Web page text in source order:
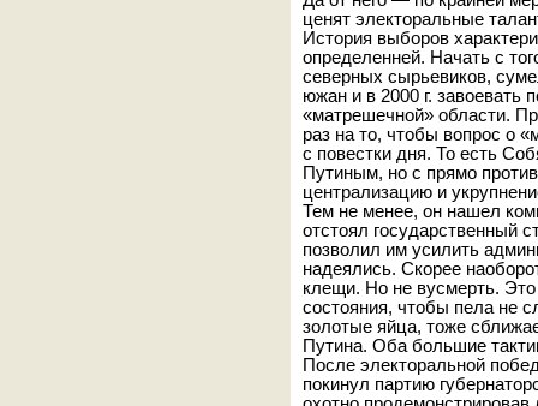
ценят электоральные
История выборов
определенней. Начать с
северных сырьевиков,
южан и в 2000 г. завоевать
«матрешечной» области.
раз на то, чтобы вопрос о
с повестки дня. То есть
Путиным, но с прямо
централизацию и
Тем не менее, он нашел
отстоял государственный
позволил им усилить
надеялись. Скорее
клещи. Но не вусмерть. Это
состояния, чтобы пела не
золотые яйца, тоже
Путина. Оба большие
После электоральной
покинул партию